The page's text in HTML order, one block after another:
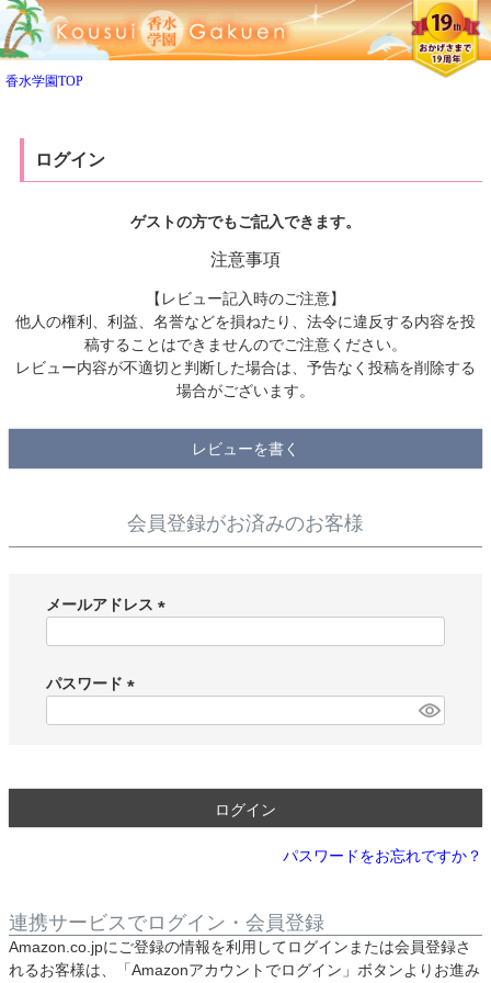
香水学園TOP
ログイン
ゲストの方でもご記入できます。
注意事項
【レビュー記入時のご注意】
他人の権利、利益、名誉などを損ねたり、法令に違反する内容を投
稿することはできませんのでご注意ください。
レビュー内容が不適切と判断した場合は、予告なく投稿を削除する
場合がございます。
レビューを書く
会員登録がお済みのお客様
メールアドレス
)
パスワード
ログイン
パスワードをお忘れですか？
連携サービスでログイン・会員登録
Amazon.co.jpにご登録の情報を利用してログインまたは会員登録さ
れるお客様は、「Amazonアカウントでログイン」ボタンよりお進み
ペー
ジト
ップ
へ